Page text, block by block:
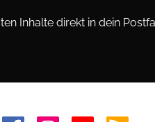
Inhalte direkt in dein